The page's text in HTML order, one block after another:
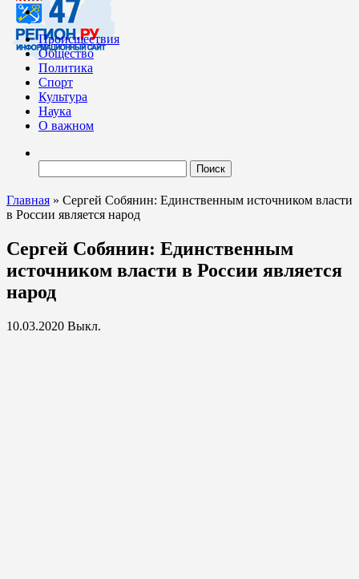
Происшествия
Общество
Политика
Спорт
Культура
Наука
О важном
Главная » Сергей Собянин: Единственным источником власти
в России является народ
Сергей Собянин: Единственным
источником власти в России является
народ
10.03.2020 Выкл.